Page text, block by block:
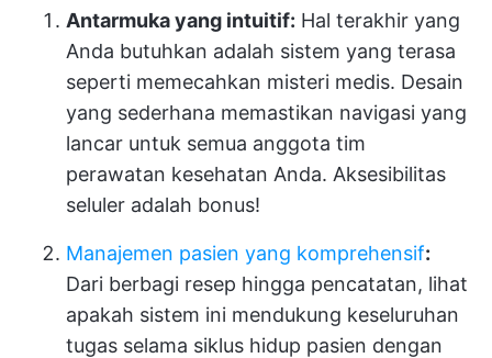
Antarmuka yang intuitif: Hal terakhir yang
Anda butuhkan adalah sistem yang terasa
seperti memecahkan misteri medis. Desain
yang sederhana memastikan navigasi yang
lancar untuk semua anggota tim
perawatan kesehatan Anda. Aksesibilitas
seluler adalah bonus!
Manajemen pasien yang komprehensif:
Dari berbagi resep hingga pencatatan, lihat
apakah sistem ini mendukung keseluruhan
tugas selama siklus hidup pasien dengan